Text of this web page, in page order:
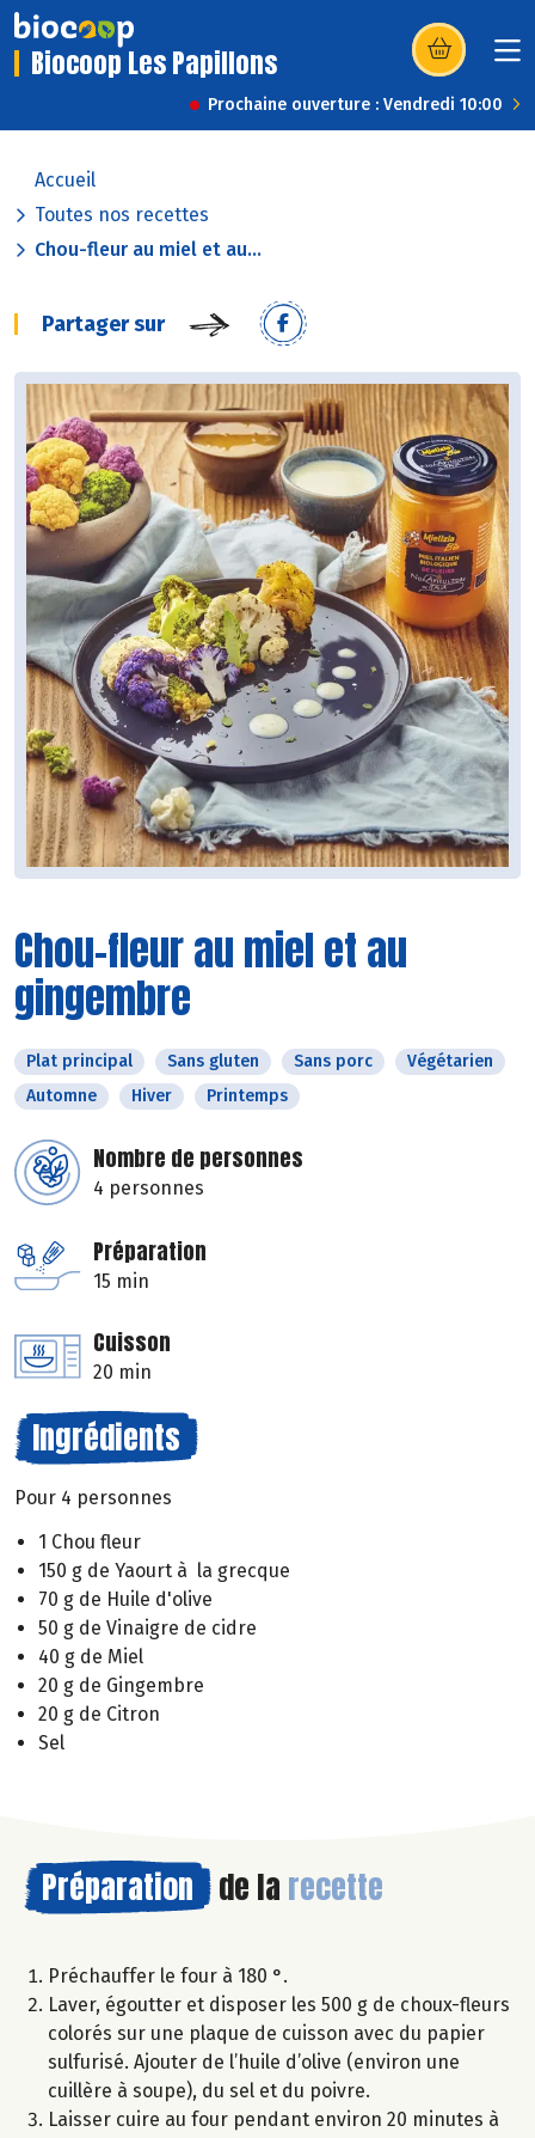
Biocoop Les Papillons (s’ouvre dans
Prochaine ouverture : Vendredi 10:00
Accueil
Toutes nos recettes
Chou-fleur au miel et au...
Partager sur
Chou-fleur au miel et au
gingembre
Plat principal Sans gluten Sans porc
Végétarien
Automne
Hiver Printemps
Nombre de personnes
4 personnes
Préparation
15 min
Cuisson
20 min
Ingrédients
Pour 4 personnes
1 Chou fleur
150 g de Yaourt à la grecque
70 g de Huile d'olive
50 g de Vinaigre de cidre
40 g de Miel
20 g de Gingembre
20 g de Citron
Sel
Préparation de la recette
Préchauffer le four à 180 °.
Laver, égoutter et disposer les 500 g de choux-fleurs
colorés sur une plaque de cuisson avec du papier
sulfurisé. Ajouter de l’huile d’olive (environ une
cuillère à soupe), du sel et du poivre.
Laisser cuire au four pendant environ 20 minutes à